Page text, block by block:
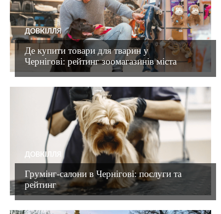
ДОВКІЛЛЯ
Де купити товари для тварин у
Чернігові: рейтинг зоомагазинів міста
ДОВКІЛЛЯ
Грумінг-салони в Чернігові: послуги та
рейтинг